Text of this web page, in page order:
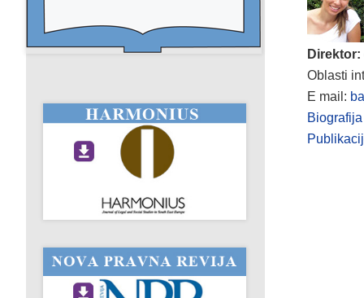
Direktor:
Oblasti
E mail:
Biografija